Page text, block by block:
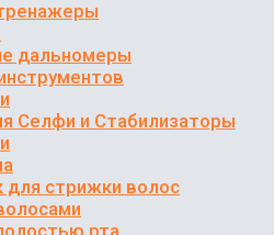
дальномеры
Селфи и Стабилизаторы
для стрижки волос